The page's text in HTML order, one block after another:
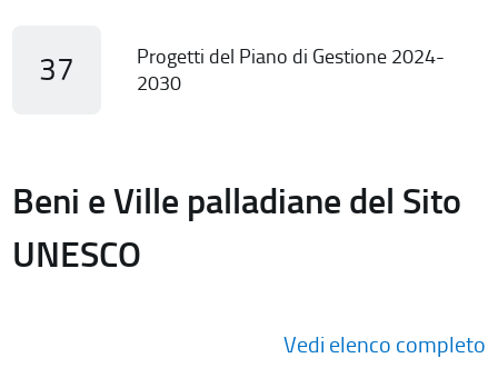
37
Progetti del Piano di Gestione 2024-
2030
Beni e Ville palladiane del Sito
UNESCO
Vedi elenco completo